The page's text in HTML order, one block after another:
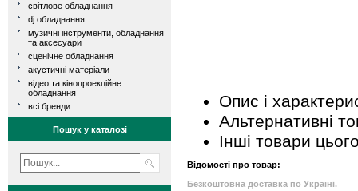
світлове обладнання
dj обладнання
музичні інструменти, обладнання
та аксесуари
сценічне обладнання
акустичні матеріали
відео та кінопроекційне
обладнання
всі бренди
Пошук у каталозі
Опис і
Альтернативні
Інші товари
Відомості про товар:
Безкоштовна доставка по Україні.